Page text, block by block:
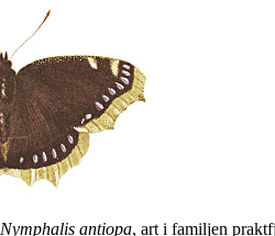
Nymphalis antiopa, art i familjen